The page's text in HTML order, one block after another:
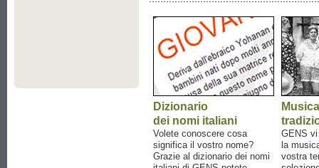
Dizionario
dei nomi italiani
Volete conoscere cosa
significa il vostro nome?
Grazie al dizionario dei nomi
Musica
GENS
la
vostra